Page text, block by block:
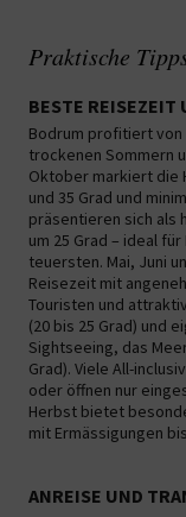
Praktische
BESTE REISEZEIT
Bodrum profitiert von
trockenen Sommern
Oktober markiert die
und 35 Grad und
präsentieren sich als
um 25 Grad – ideal
teuersten. Mai, Juni
Reisezeit mit
Touristen und
(20 bis 25 Grad) und
Sightseeing, das
Grad). Viele All-
oder öffnen nur
Herbst bietet
mit Ermässigungen
ANREISE UND